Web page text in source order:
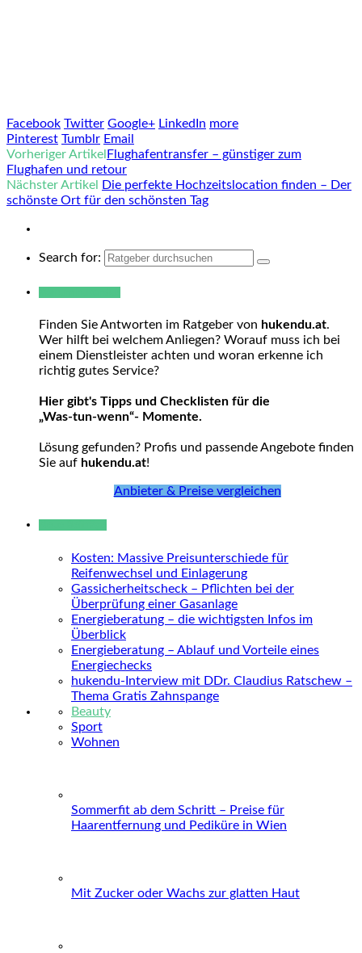
Facebook Twitter Google+ LinkedIn more
Pinterest Tumblr Email
Vorheriger Artikel Flughafentransfer – günstiger zum
Flughafen und retour
Nächster Artikel
Die perfekte Hochzeitslocation finden – Der
schönste Ort für den schönsten Tag
Search for:
Finden Sie Antworten im Ratgeber von hukendu.at.
Wer hilft bei welchem Anliegen? Worauf muss ich bei
einem Dienstleister achten und woran erkenne ich
richtig gutes Service?
Hier gibt's Tipps und Checklisten für die
„Was-tun-wenn“- Momente.
Lösung gefunden? Profis und passende Angebote finden
Sie auf hukendu.at!
Anbieter & Preise vergleichen
Kosten: Massive Preisunterschiede für
Reifenwechsel und Einlagerung
Gassicherheitscheck – Pflichten bei der
Überprüfung einer Gasanlage
Energieberatung – die wichtigsten Infos im
Überblick
Energieberatung – Ablauf und Vorteile eines
Energiechecks
hukendu-Interview mit DDr. Claudius Ratschew –
Thema Gratis Zahnspange
Beauty
Sport
Wohnen
Sommerfit ab dem Schritt – Preise für
Haarentfernung und Pediküre in Wien
Mit Zucker oder Wachs zur glatten Haut